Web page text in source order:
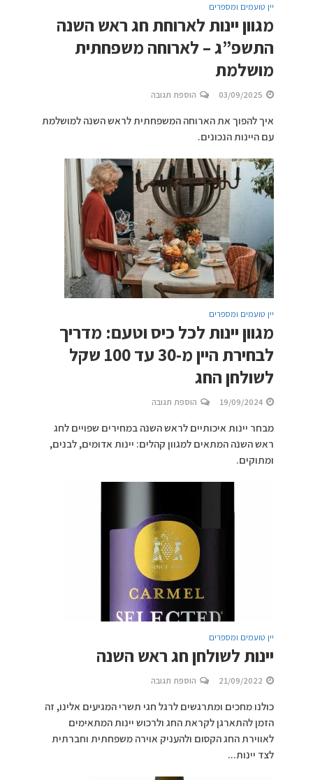
יין טועמים ומספרים
מגוון יינות לארוחת חג ראש השנה
התשפ”ג – לארוחה משפחתית
מושלמת
03/09/2025 הוספת תגובה
איך להפוך את הארוחה המשפחתית לראש השנה למושלמת
עם היינות הנכונים.
יין טועמים ומספרים
מגוון יינות לכל כיס וטעם: מדריך
לבחירת היין מ-30 עד 100 שקל
לשולחן החג
19/09/2024 הוספת תגובה
מבחר יינות איכותיים לראש השנה במחירים שפויים לחג
ראש השנה המתאים למגוון קהלים: יינות אדומים, לבנים,
ומתוקים.
יין טועמים ומספרים
יינות לשולחן חג ראש השנה
21/09/2022 הוספת תגובה
כולנו מחכים ומתרגשים לרגל חגי תשרי המגיעים אלינו, זה
הזמן להתארגן לקראת החג ולרכוש יינות המתאימים
לאווירת החג הקסום ולהעניק אוירה משפחתית וחברתית
לצד יינות...